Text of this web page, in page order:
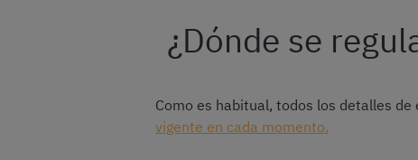
¿Dónde se
Como es habitual, todos los detalles
vigente en cada momento.